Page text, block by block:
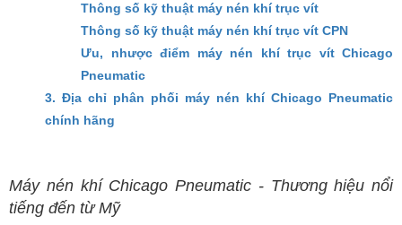
Thông số kỹ thuật máy nén khí trục vít
Thông số kỹ thuật máy nén khí trục vít CPN
Ưu, nhược điểm máy nén khí trục vít Chicago
Pneumatic
3. Địa chỉ phân phối máy nén khí Chicago Pneumatic
chính hãng
Máy nén khí Chicago Pneumatic - Thương hiệu nổi
tiếng đến từ Mỹ